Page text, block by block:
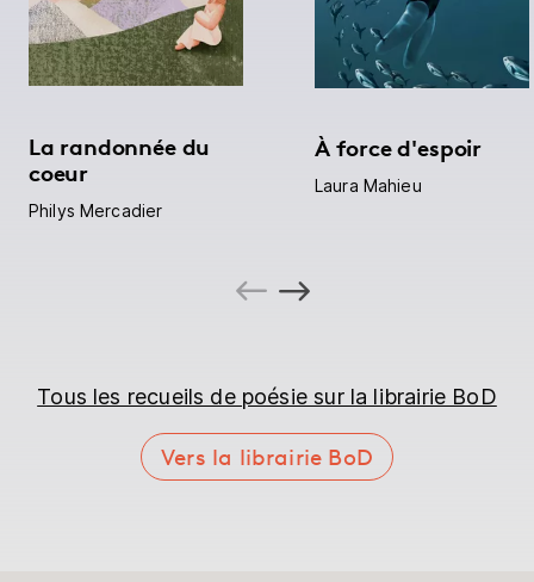
La randonnée du
coeur
Philys Mercadier
À force d'espoir
Laura Mahieu
Tous les recueils de poésie sur la librairie BoD
Vers la librairie BoD